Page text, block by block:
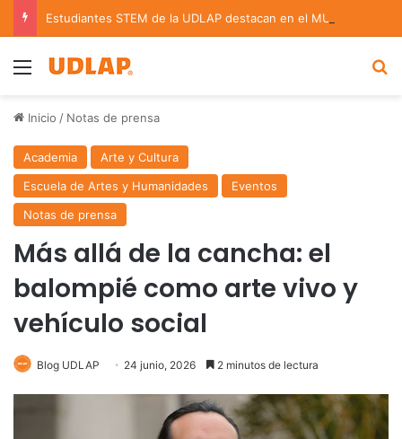
Menu
Inicio / Notas de prensa
Academia
Arte y Cultura
Escuela de Artes y Humanidades
Eventos
Notas de prensa
Más allá de la cancha: el
balompié como arte vivo y
vehículo social
Blog UDLAP 24 junio, 2026 2 minutos de lectura